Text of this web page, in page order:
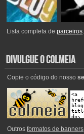
Lista completa deparceiros.
Copie o código do nosso
Outros formatos de banners